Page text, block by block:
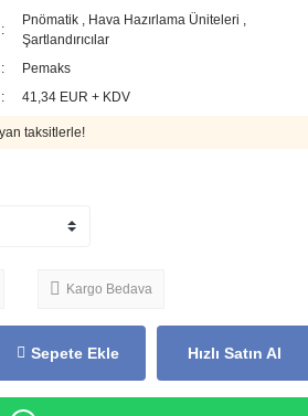
Pnömatik , Hava Hazırlama Üniteleri ,
Şartlandırıcılar
Pemaks
41,34 EUR + KDV
taksitlerle!
Kargo Bedava
Sepete Ekle Hızlı Satın Al